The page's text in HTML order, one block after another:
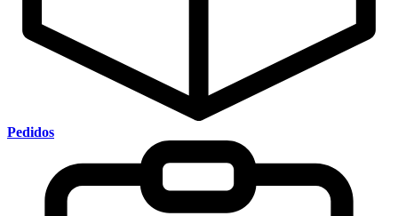
Pedidos